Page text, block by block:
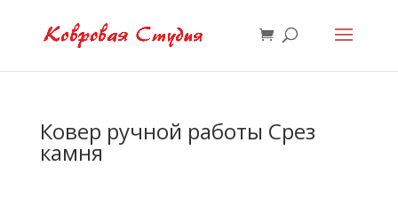
Ковер ручной работы Срез
камня